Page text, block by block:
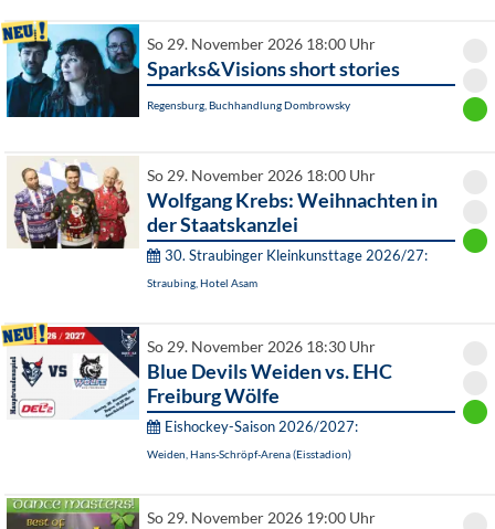
So 29. November 2026 18:00 Uhr
Sparks&Visions short stories
Regensburg, Buchhandlung Dombrowsky
So 29. November 2026 18:00 Uhr
Wolfgang Krebs: Weihnachten in
der Staatskanzlei
30. Straubinger Kleinkunsttage 2026/27:
Straubing, Hotel Asam
So 29. November 2026 18:30 Uhr
Blue Devils Weiden vs. EHC
Freiburg Wölfe
Eishockey-Saison 2026/2027:
Weiden, Hans-Schröpf-Arena (Eisstadion)
So 29. November 2026 19:00 Uhr